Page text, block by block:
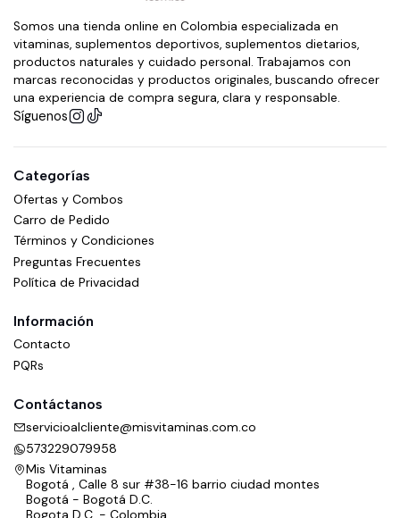
Somos una tienda online en Colombia especializada en
vitaminas, suplementos deportivos, suplementos dietarios,
productos naturales y cuidado personal. Trabajamos con
marcas reconocidas y productos originales, buscando ofrecer
una experiencia de compra segura, clara y responsable.
Síguenos
Categorías
Ofertas y Combos
Carro de Pedido
Términos y Condiciones
Preguntas Frecuentes
Política de Privacidad
Información
Contacto
PQRs
Contáctanos
servicioalcliente@misvitaminas.com.co
573229079958
Mis Vitaminas
Bogotá , Calle 8 sur #38-16 barrio ciudad montes
Bogotá - Bogotá D.C.
Bogota D.C. - Colombia